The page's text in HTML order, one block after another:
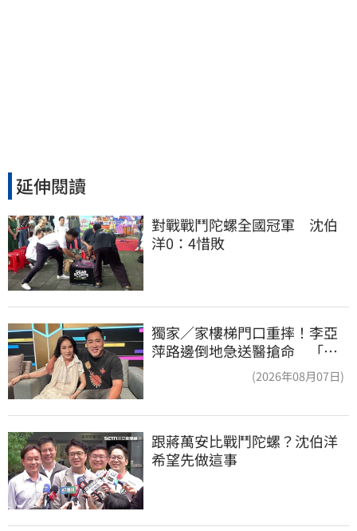
延伸閱讀
對戰戰鬥陀螺全國冠軍　沈伯
洋0：4惜敗
獨家／家樓梯門口重摔！李亞
萍路邊倒地急送醫搶命 「最
(2026年08月07日)
跟蔣萬安比戰鬥陀螺？沈伯洋
希望先做這事